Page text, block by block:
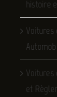
histoire
Voitures
Voitures
et